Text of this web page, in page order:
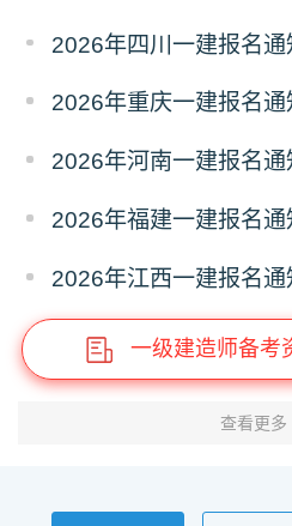
2026年四川一建报名通
2026年重庆一建报名通
2026年河南一建报名通
2026年福建一建报名通
2026年江西一建报名通
一级建造师备考
查看更多